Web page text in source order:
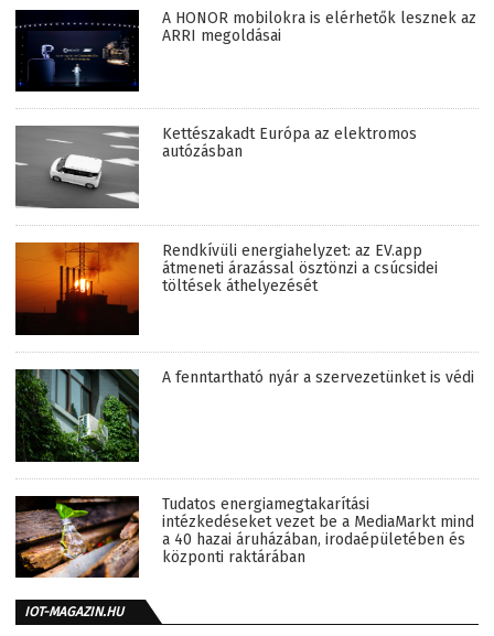
A HONOR mobilokra is elérhetők lesznek az
ARRI megoldásai
Kettészakadt Európa az elektromos
autózásban
Rendkívüli energiahelyzet: az EV.app
átmeneti árazással ösztönzi a csúcsidei
töltések áthelyezését
A fenntartható nyár a szervezetünket is védi
Tudatos energiamegtakarítási
intézkedéseket vezet be a MediaMarkt mind
a 40 hazai áruházában, irodaépületében és
központi raktárában
IOT-MAGAZIN.HU